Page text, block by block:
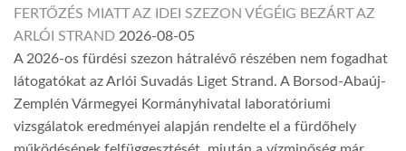
FERTŐZÉS MIATT AZ IDEI SZEZON VÉGÉIG BEZÁRT AZ
ARLÓI STRAND 2026-08-05
A 2026-os fürdési szezon hátralévő részében nem fogadhat
látogatókat az Arlói Suvadás Liget Strand. A Borsod-Abaúj-
Zemplén Vármegyei Kormányhivatal laboratóriumi
vizsgálatok eredményei alapján rendelte el a fürdőhely